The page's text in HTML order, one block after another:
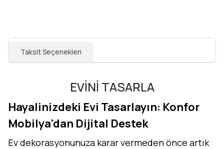
Taksit Seçenekleri
EVİNİ TASARLA
Hayalinizdeki Evi Tasarlayın: Konfor
Mobilya'dan Dijital Destek
Ev dekorasyonunuza karar vermeden önce artık